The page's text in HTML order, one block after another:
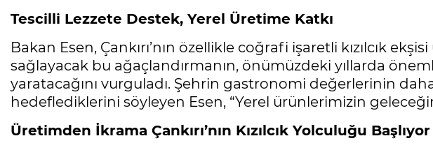
Tescilli Lezzete Destek, Yerel Üretime Katkı
Bakan Esen, Çankırı’nın özellikle coğrafi işaretli kızılcık
sağlayacak bu ağaçlandırmanın, önümüzdeki yıllarda
yaratacağını vurguladı. Şehrin gastronomi değerlerinin
hedeflediklerini söyleyen Esen, “Yerel ürünlerimizin
Üretimden İkrama Çankırı’nın Kızılcık Yolculuğu Başlıyor